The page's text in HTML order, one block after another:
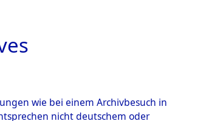
wie bei einem Archivbesuch in
nicht deutschem oder